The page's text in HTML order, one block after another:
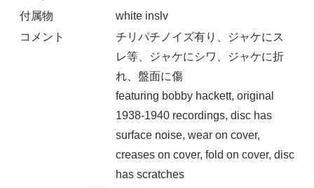
付属物
white inslv
コメント
チリパチノイズ有り、ジャケにス
レ等、ジャケにシワ、ジャケに折
れ、盤面に傷
featuring bobby hackett, original
1938-1940 recordings, disc has
surface noise, wear on cover,
creases on cover, fold on cover, disc
has scratches